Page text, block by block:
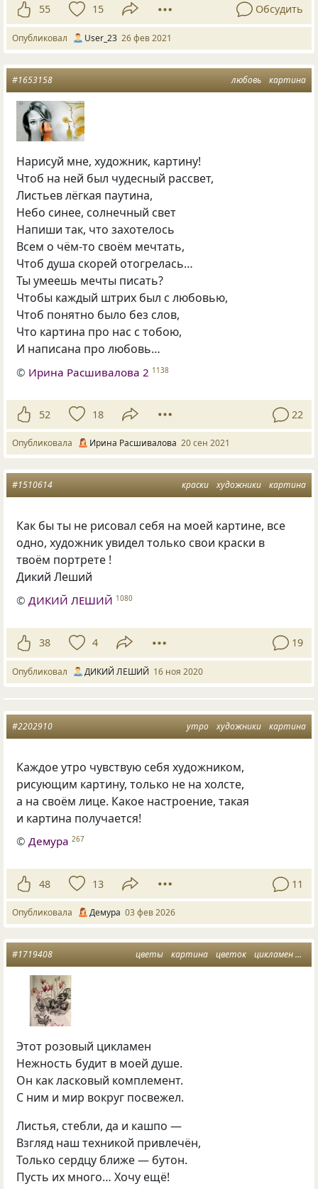
55 15 Обсудить
Опубликовал User_23 26 фев 2021
любовь картина
#1653158
Нарисуй мне, художник, картину!
Чтоб на ней был чудесный рассвет,
Листьев лёгкая паутина,
Небо синее, солнечный свет
Напиши так, что захотелось
Всем о чём-то своём мечтать,
Чтоб душа скорей отогрелась…
Ты умеешь мечты писать?
Чтобы каждый штрих был с любовью,
Чтоб понятно было без слов,
Что картина про нас с тобою,
И написана про любовь…
© Ирина Расшивалова 2 1138
52 18 22
Опубликовала Ирина Расшивалова 20 сен 2021
краски художники картина
#1510614
Как бы ты не рисовал себя на моей картине, все
одно, художник увидел только свои краски в
твоём портрете !
Дикий Леший
© ДИКИЙ ЛЕШИЙ 1080
38 4 19
Опубликовал ДИКИЙ ЛЕШИЙ 16 ноя 2020
утро художники картина
#2202910
Каждое утро чувствую себя художником,
рисующим картину, только не на холсте,
а на своём лице. Какое настроение, такая
и картина получается!
©Демура 267
48 13 11
Опубликовала Демура 03 фев 2026
цветы картина цветок цикламен
#1719408
Этот розовый цикламен
Нежность будит в моей душе.
Он как ласковый комплемент.
С ним и мир вокруг посвежел.
Листья, стебли, да и кашпо —
Взгляд наш техникой привлечён,
Только сердцу ближе — бутон.
Пусть их много… Хочу ещё!